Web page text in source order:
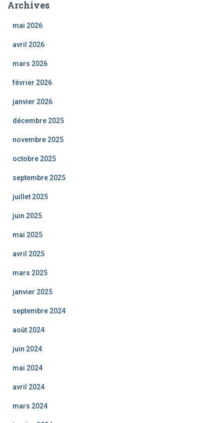
Archives
mai 2026
avril 2026
mars 2026
février 2026
janvier 2026
décembre 2025
novembre 2025
octobre 2025
septembre 2025
juillet 2025
juin 2025
mai 2025
avril 2025
mars 2025
janvier 2025
septembre 2024
août 2024
juin 2024
mai 2024
avril 2024
mars 2024